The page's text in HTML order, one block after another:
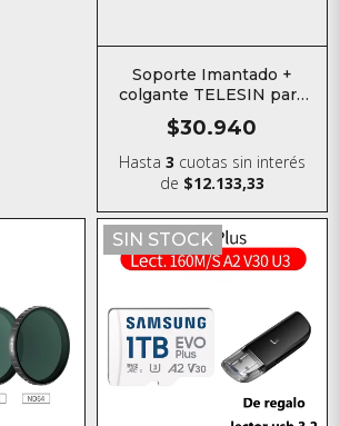
Soporte Imantado +
colgante TELESIN para
Cámaras de Acción
$30.940
Hasta 3 cuotas sin interés
de $12.133,33
SIN STOCK